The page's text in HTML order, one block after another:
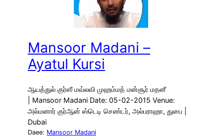
Mansoor Madani –
Ayatul Kursi
ஆயத்துல் குர்ஸீ மவ்லவி முஹம்மத் மன்சூர் மதனீ
| Mansoor Madani Date: 05-02-2015 Venue:
அல்மனார் குர்ஆன் ஸ்டெடி செண்டர், அல்பராஹா, துபை |
Dubai
Daee: Mansoor Madani